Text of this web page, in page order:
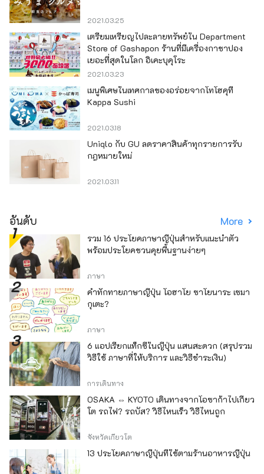
2021.03.25
เตรียมเหรียญไปละลายทรัพย์ใน Department
Store of Gashapon ร้านที่มีเครื่องกาชาปอง
เยอะที่สุดในโลก อิเคะบุคุโระ
2021.03.23
เมนูพิเศษในเทศกาลของอร่อยจากโทโฮคุที่
Kappa Sushi
2021.03.18
Uniqlo กับ GU ลดราคาสินค้าทุกรายการรับ
กฎหมายใหม่
2021.03.11
อันดับ More
รวม 16 ประโยคภาษาญี่ปุ่นสำหรับแนะนำตัว
พร้อมประโยคชวนคุยพื้นฐานง่ายๆ
ภาษา
คำทักทายภาษาญี่ปุ่น โอฮาโย ซาโยนาระ เซมา
กุเตะ?
ภาษา
6 แอปเรียกแท็กซี่ในญี่ปุ่น แสนสะดวก (สรุปรวม
วิธีใช้ ภาษาที่ให้บริการ และวิธีชำระเงิน)
การเดินทาง
OSAKA ⇔ KYOTO เดินทางจากโอซาก้าไปเกียว
โต รถไฟ? รถบัส? วิธีไหนเร็ว วิธีไหนถูก
จังหวัดเกียวโต
13 ประโยคภาษาญี่ปุ่นที่ใช้ตามร้านอาหารญี่ปุ่น